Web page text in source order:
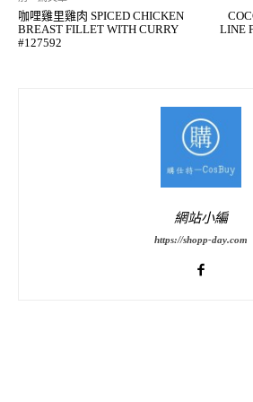
咖哩雞里雞肉 SPICED CHICKEN
BREAST FILLET WITH CURRY
#127592
LINE
網站小編
https://shopp-day.com